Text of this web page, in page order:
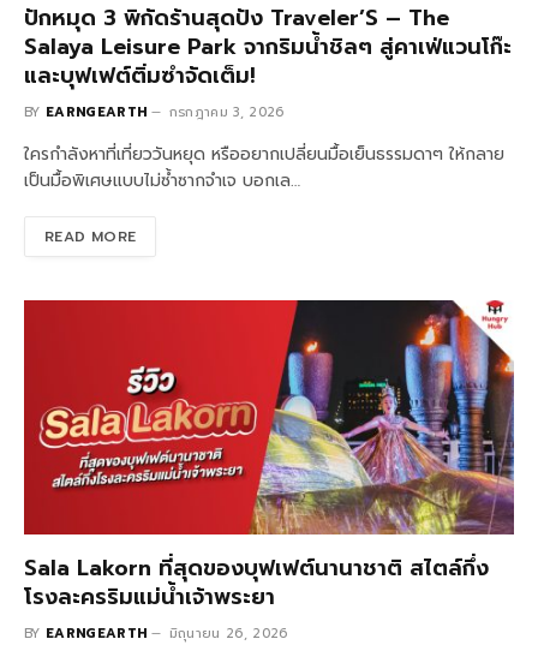
ปักหมุด 3 พิกัดร้านสุดปัง Traveler’S – The
Salaya Leisure Park จากริมน้ำชิลๆ สู่คาเฟ่แวนโก๊ะ
และบุฟเฟต์ติ่มซำจัดเต็ม!
BY EARNGEARTH กรกฎาคม 3, 2026
ใครกำลังหาที่เที่ยววันหยุด หรืออยากเปลี่ยนมื้อเย็นธรรมดาๆ ให้กลาย
เป็นมื้อพิเศษแบบไม่ซ้ำซากจำเจ บอกเล…
READ MORE
Sala Lakorn ที่สุดของบุฟเฟต์นานาชาติ สไตล์กึ่ง
โรงละครริมแม่น้ำเจ้าพระยา
BY EARNGEARTH มิถุนายน 26, 2026